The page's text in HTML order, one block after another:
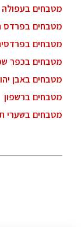
מטבחים בעפולה
מטבחים בפרדס
מטבחים
מטבחים בכפר
מטבחים באבן
מטבחים ברשפון
מטבחים בשערי